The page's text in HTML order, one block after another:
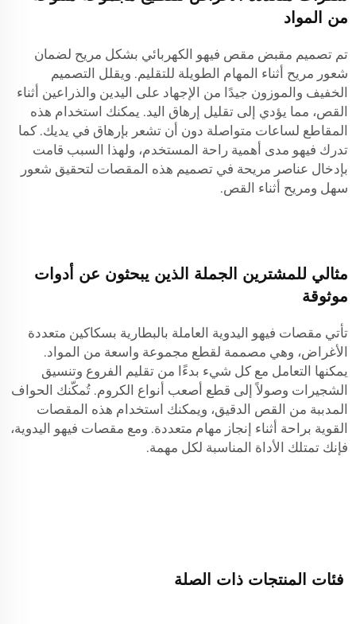
من المواد
تم تصميم مقبض مقص فيهو الكهربائي بشكل مريح لضمان
شعور مريح أثناء المهام الطويلة للتقليم. ويقلل التصميم
الخفيف والموزون جيدًا من الإجهاد على اليدين والذراعين أثناء
القص، مما يؤدي إلى تقليل إرهاق اليد. يمكنك استخدام هذه
المقاطع لساعات متواصلة دون أن تشعر بإرهاق في يديك. كما
تدرك فيهو مدى أهمية راحة المستخدم، ولهذا السبب قامت
بإدخال عناصر مريحة في تصميم هذه المقصات لتحقيق شعور
سهل ومريح أثناء القص.
مثالي للمشترين الجملة الذين يبحثون عن أدوات
موثوقة
تأتي مقصات فيهو اليدوية العاملة بالبطارية بسكاكين متعددة
الأغراض، وهي مصممة لقطع مجموعة واسعة من المواد.
يمكنها التعامل مع كل شيء بدءًا من تقليم الفروع وتنسيق
الشجيرات وصولاً إلى قطع أصعب أنواع الكروم. تُمكّنك الحواف
المدببة من القص الدقيق، ويمكنك استخدام هذه المقصات
القوية براحة أثناء إنجاز مهام متعددة. ومع مقصات فيهو اليدوية،
فإنك تمتلك الأداة المناسبة لكل مهمة.
فئات المنتجات ذات الصلة